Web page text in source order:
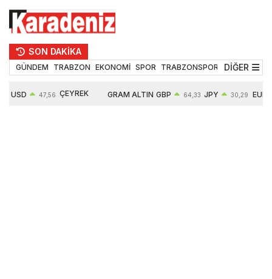
SON DAKİKA
GÜNDEM TRABZON EKONOMİ SPOR TRABZONSPOR TEKNOLOJİ
DİĞER
USD 47,56 ÇEYREK GRAM ALTIN GBP 64,33 JPY 30,29 EUR